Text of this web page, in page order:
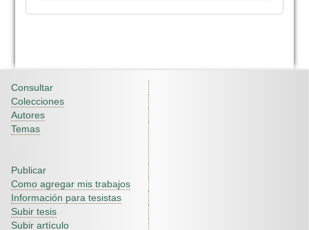
Consultar
Colecciones
Autores
Temas
Publicar
Como agregar mis trabajos
Información para tesistas
Subir tesis
Subir artículo